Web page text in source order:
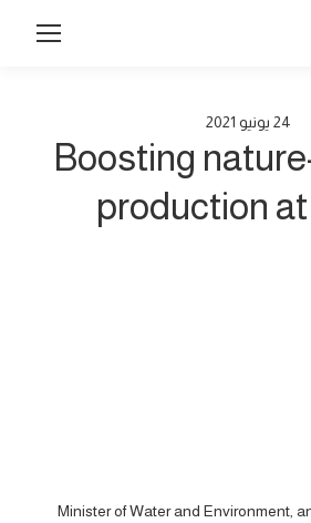
24 يونيو 2021
Boosting
production
Minister of Water and Environment,